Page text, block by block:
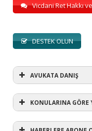
Vicdani Ret Hakkı
DESTEK OLUN
AVUKATA DANIŞ
KONULARINA GÖRE